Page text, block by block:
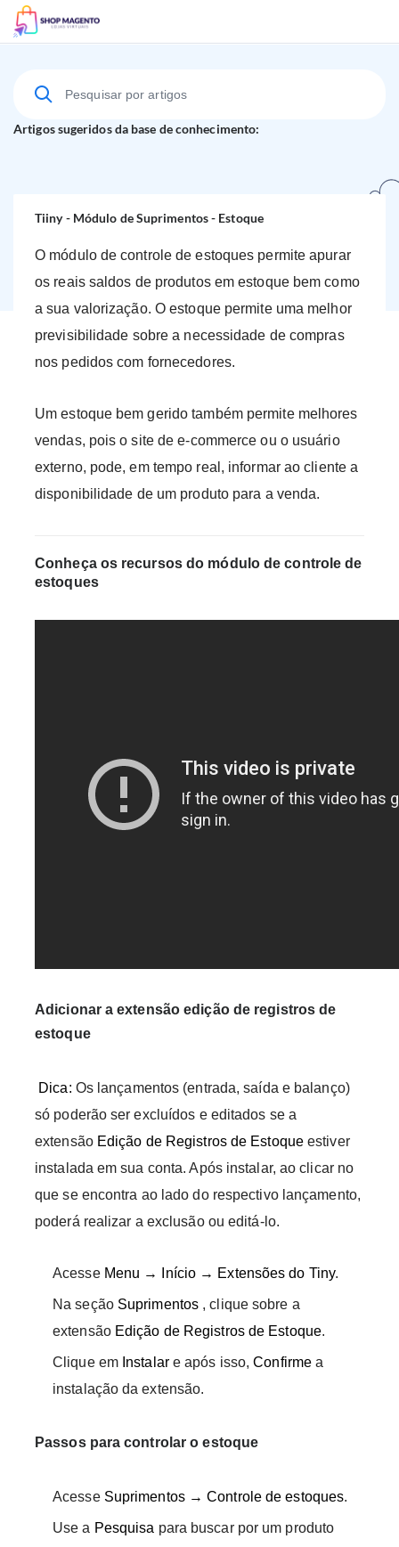
Suporte Técnico
Artigos sugeridos da base de conhecimento:
Tiiny - Módulo de Suprimentos - Estoque
O módulo de controle de estoques permite apurar
os reais saldos de produtos em estoque bem como
a sua valorização. O estoque permite uma melhor
previsibilidade sobre a necessidade de compras
nos pedidos com fornecedores.
Um estoque bem gerido também permite melhores
vendas, pois o site de e-commerce ou o usuário
externo, pode, em tempo real, informar ao cliente a
disponibilidade de um produto para a venda.
Conheça os recursos do módulo de controle de
estoques
Adicionar a extensão edição de registros de
estoque
Dica: Os lançamentos (entrada, saída e balanço)
só poderão ser excluídos e editados se a
extensão Edição de Registros de Estoqueestiver
instalada em sua conta. Após instalar, ao clicar no
que se encontra ao lado do respectivo lançamento,
poderá realizar a exclusão ou editá-lo.
Acesse Menu → Início → Extensões do Tiny.
Na seção Suprimentos , clique sobre a
extensão Edição de Registros de Estoque.
Clique em Instalare após isso,Confirme a
instalação da extensão.
Passos para controlar o estoque
Acesse Suprimentos → Controle de estoques.
Use a Pesquisa para buscar por um produto